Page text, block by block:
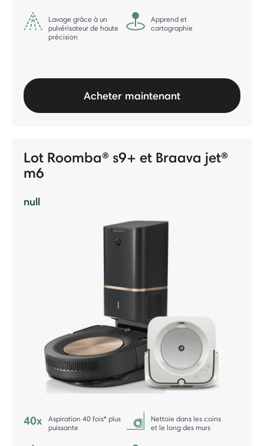
Lavage grâce à un
pulvérisateur de haute
précision
Apprend et
cartographie
Acheter maintenant
Lot Roomba® s9+ et Braava jet®
m6
null
Aspiration 40 fois* plus
puissante
Nettoie dans les coins
et le long des murs